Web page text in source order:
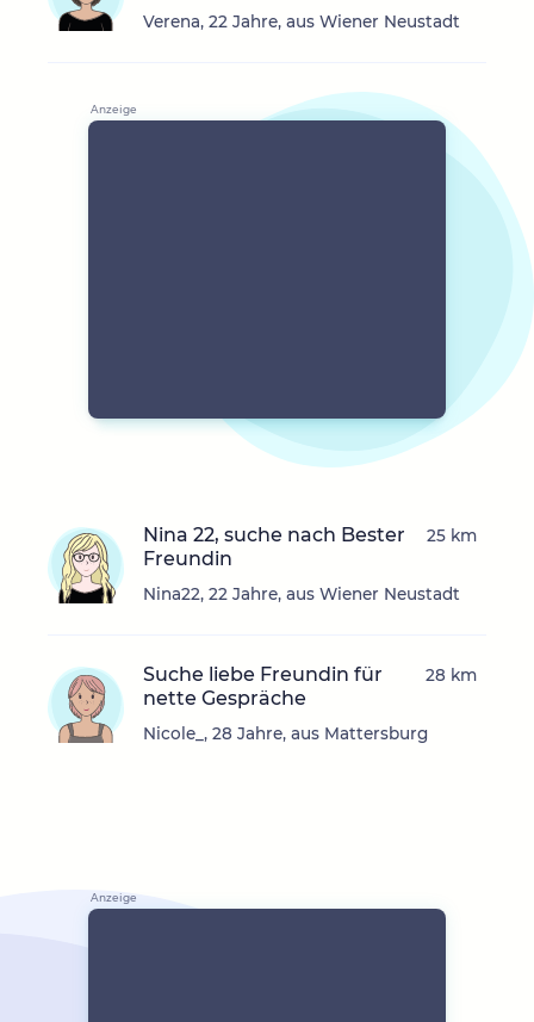
Verena, 22 Jahre, aus Wiener Neustadt
Nina 22, suche nach Bester
Freundin
Nina22, 22 Jahre, aus Wiener Neustadt
25 km
Suche liebe Freundin für
nette Gespräche
Nicole_, 28 Jahre, aus Mattersburg
28 km